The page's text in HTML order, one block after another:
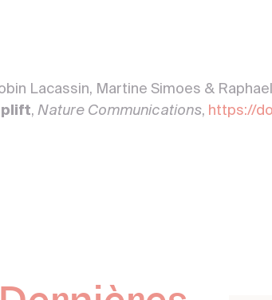
Lacassin, Martine Simoes &
, Nature Communications, https://